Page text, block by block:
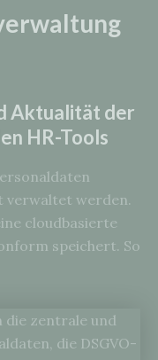
Aktualität der
HR-Tools
verwaltet werden.
cloudbasierte
speichert. So